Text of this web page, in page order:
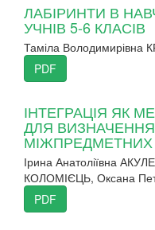
ЛАБІРИНТИ В
УЧНІВ 5-6 КЛАСІВ
Таміла Володимирівна
PDF
ІНТЕГРАЦІЯ ЯК
ДЛЯ ВИЗНАЧЕННЯ
МІЖПРЕДМЕТНИХ
Ірина Анатоліївна
КОЛОМІЄЦЬ, Оксана
PDF